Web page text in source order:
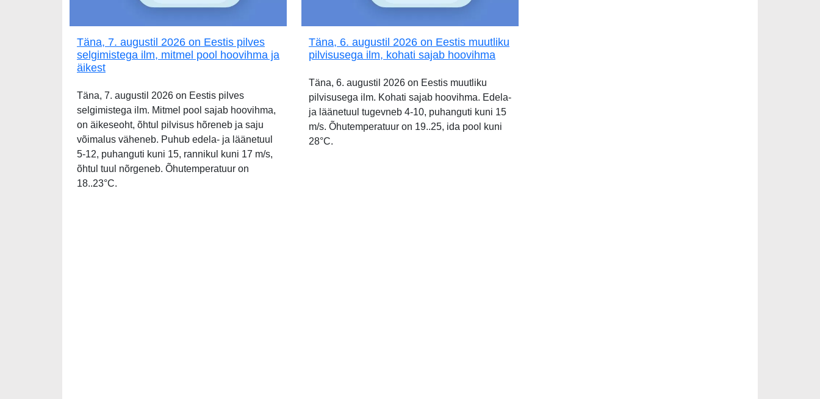
Täna, 7. augustil 2026 on Eestis pilves
selgimistega ilm, mitmel pool hoovihma ja
äikest
Täna, 7. augustil 2026 on Eestis pilves
selgimistega ilm. Mitmel pool sajab hoovihma,
on äikeseoht, õhtul pilvisus hõreneb ja saju
võimalus väheneb. Puhub edela- ja läänetuul
5-12, puhanguti kuni 15, rannikul kuni 17 m/s,
õhtul tuul nõrgeneb. Õhutemperatuur on
18..23°C.
Täna, 6. augustil 2026 on Eestis muutliku
pilvisusega ilm, kohati sajab hoovihma
Täna, 6. augustil 2026 on Eestis muutliku
pilvisusega ilm. Kohati sajab hoovihma. Edela-
ja läänetuul tugevneb 4-10, puhanguti kuni 15
m/s. Õhutemperatuur on 19..25, ida pool kuni
28°C.